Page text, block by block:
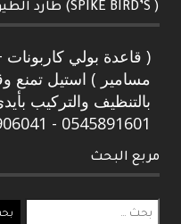
( SPIKE BIRD’S) طارد الطيور
( قاعدة بولي
مسامير ) استيل تمنع
بالتنظيف والتركيب
0545891601 - 0540906041
مربع البحث
البحث